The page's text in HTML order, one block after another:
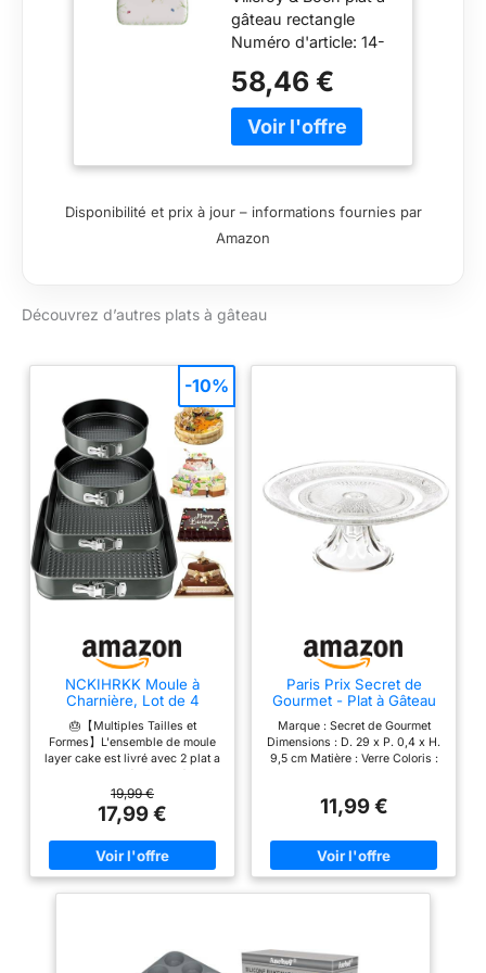
Vaisselle, Plat À
Service, Plateau
De Service,
Présentoir À
Gâteau Pâques,
Décorations De
Pâques,
Premium,
gâteau rectangle
Numéro d'article: 14-
58,46 €
Disponibilité et prix à jour – informations fournies par
Amazon
Découvrez d’autres plats à gâteau
NCKIHRKK Moule à
Charnière, Lot de 4
Moule à Gâteau 16/20cm
Rond et Carré 22/26, Plat
à Gateau avec Fond
Amovible Revêtement
Professionnel Moule
Layer Cake, Gris
🎂【Multiples Tailles et
Formes】L'ensemble de moule
layer cake est livré avec 2 plat a
plat a gateau carrés (22/26 cm),
vous permettant de créer de
magnifiques gâteaux ronds ou
carrés à 2 étages pour toutes
les occasions. 🍰【Matériaux
Durables et Sûr】Fabriqués en
230°C/445°F, les moule à
19,99 €
17,99 €
-10%
Paris Prix Secret de
Gourmet - Plat à Gâteau
29cm Transparent
Marque : Secret de Gourmet
Dimensions : D. 29 x P. 0,4 x H.
9,5 cm Matière : Verre Coloris :
11,99 €